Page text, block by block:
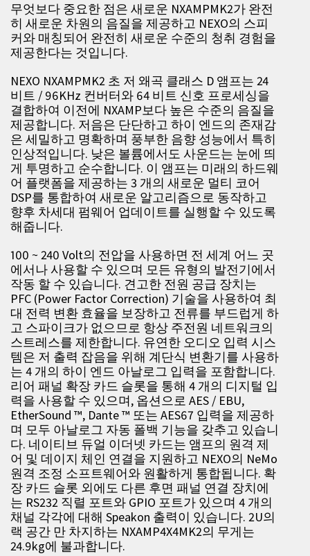
무엇보다 중요한 점은 새로운 NXAMPMK2가 완전
히 새로운 차원의 음질을 제공하고 NEXO의 스피
커와 매칭되어 완전히 새로운 수준의 청취 경험을
제공한다는 것입니다.
NEXO NXAMPMK2 초 저 왜곡 클래스 D 앰프는 24
비트 / 96KHz 컨버터와 64 비트 신호 프로세싱을
결합하여 이전에 NXAMP보다 높은 수준의 음질을
제공합니다. 저음은 단단하고 하이 엔드의 존재감
은 세밀하고 명확하며 풍부한 음향 성능에서 특히
인상적입니다. 낮은 볼륨에서도 사운드는 눈에 띄
게 투명하고 순수합니다. 이 앰프는 미래의 하드웨
어 플랫폼을 제공하는 3 개의 새로운 멀티 코어
DSP를 통합하여 새로운 알고리즘으로 동작하고
향후 차세대 펌웨어 업데이트를 실행할 수 있도록
해줍니다.
100 ~ 240 Volt의 전압을 사용하면 전 세계 어느 곳
에서나 사용할 수 있으며 모든 유형의 발전기에서
작동 할 수 있습니다. 견고한 전원 공급 장치는
PFC (Power Factor Correction) 기술을 사용하여 최
대 전력 변환 효율을 보장하고 전류를 부드럽게 하
고 스파이크가 없으므로 항상 주전원 네트워크의
스트레스를 제한합니다. 유연한 오디오 입력 시스
템은 저 출력 잡음을 위해 계단식 변환기를 사용하
는 4 개의 하이 엔드 아날로그 입력을 포함합니다.
리어 패널 확장 카드 슬롯을 통해 4 개의 디지털 입
력을 사용할 수 있으며, 옵션으로 AES / EBU,
EtherSound ™, Dante ™ 또는 AES67 입력을 제공하
며 모두 아날로그 자동 폴백 기능을 갖추고 있습니
다. 네이티브 듀얼 이더넷 카드는 앰프의 원격 제
어 및 데이지 체인 연결을 지원하고 NEXO의 NeMo
원격 조정 소프트웨어와 원활하게 통합됩니다. 확
장 카드 슬롯 외에도 다른 후면 패널 연결 장치에
는 RS232 직렬 포트와 GPIO 포트가 있으며 4 개의
채널 각각에 대해 Speakon 출력이 있습니다. 2U의
랙 공간 만 차지하는 NXAMP4X4MK2의 무게는
24.9kg에 불과합니다.